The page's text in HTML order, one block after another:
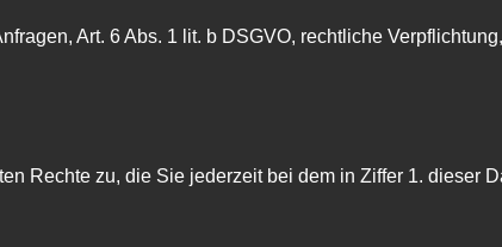
Art. 6 Abs. 1 lit. b DSGVO, rechtliche
Rechte zu, die Sie jederzeit bei dem in Ziffer 1. dieser